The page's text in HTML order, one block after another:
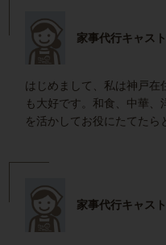
家事代行キャス
はじめまして、私は神戸在
も大好です。和食、中華
を活かしてお役にたてたら
家事代行キャス